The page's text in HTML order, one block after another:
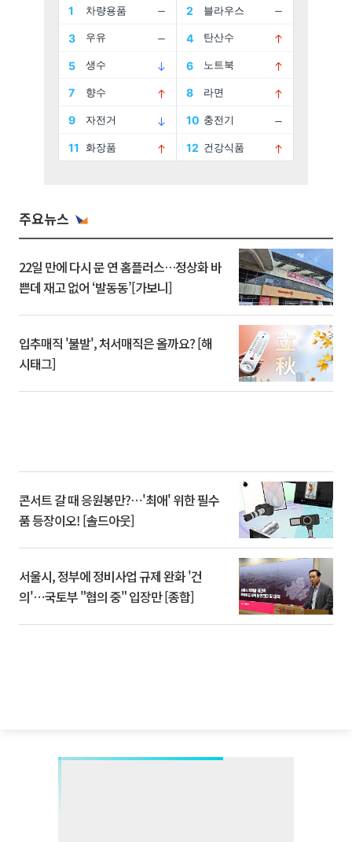
주요뉴스
22일 만에 다시 문 연 홈플러스…정상화 바
쁜데 재고 없어 ‘발동동’[가보니]
입추매직 '불발', 처서매직은 올까요? [해
시태그]
콘서트 갈 때 응원봉만?⋯'최애' 위한 필수
품 등장이오! [솔드아웃]
서울시, 정부에 정비사업 규제 완화 '건
의'⋯국토부 "협의 중" 입장만 [종합]